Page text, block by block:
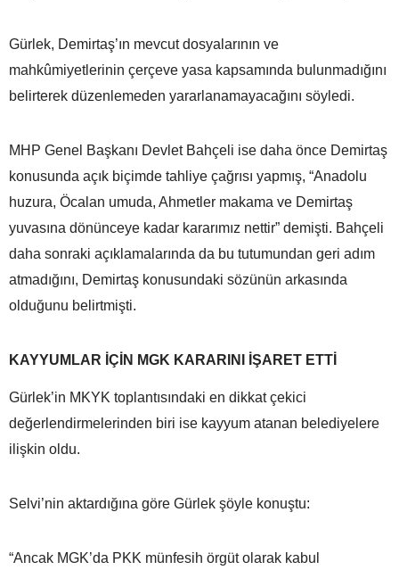
Gürlek, Demirtaş’ın mevcut dosyalarının ve
mahkûmiyetlerinin çerçeve yasa kapsamında bulunmadığını
belirterek düzenlemeden yararlanamayacağını söyledi.
MHP Genel Başkanı Devlet Bahçeli ise daha önce Demirtaş
konusunda açık biçimde tahliye çağrısı yapmış, “Anadolu
huzura, Öcalan umuda, Ahmetler makama ve Demirtaş
yuvasına dönünceye kadar kararımız nettir” demişti. Bahçeli
daha sonraki açıklamalarında da bu tutumundan geri adım
atmadığını, Demirtaş konusundaki sözünün arkasında
olduğunu belirtmişti.
KAYYUMLAR İÇİN MGK KARARINI İŞARET ETTİ
Gürlek’in MKYK toplantısındaki en dikkat çekici
değerlendirmelerinden biri ise kayyum atanan belediyelere
ilişkin oldu.
Selvi’nin aktardığına göre Gürlek şöyle konuştu:
“Ancak MGK’da PKK münfesih örgüt olarak kabul